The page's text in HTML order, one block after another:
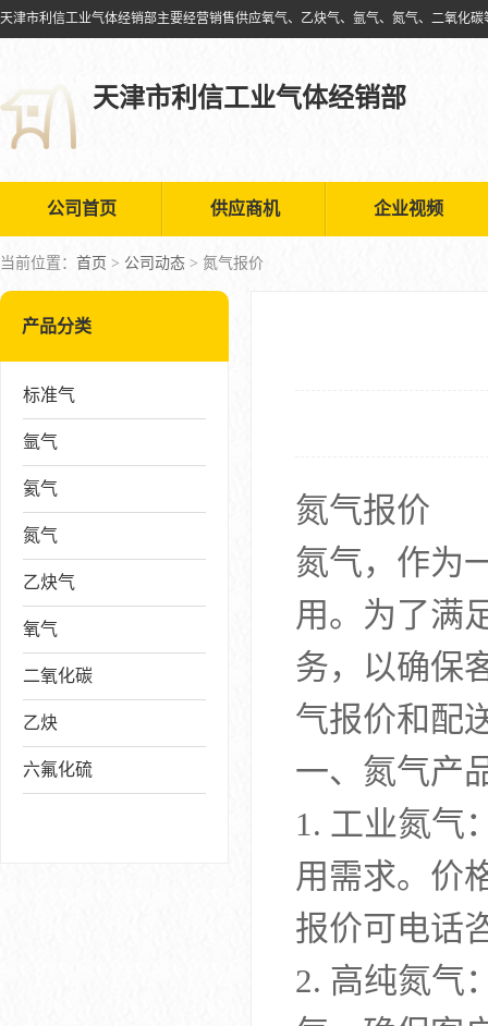
天津市利信工业气体经销部
公司首页 供应商机 企业视频
当前位置： 首页 > 公司动态 > 氮气报价
产品分类
标准气
氩气
氦气
氮气
乙炔气
氧气
二氧化碳
乙炔
六氟化硫
氮气报价
氮气，作为
用。为了满
务，以确保
气报价和配
一、氮气产
1. 工业氮气
用需求。价
报价可电话
2. 高纯氮气